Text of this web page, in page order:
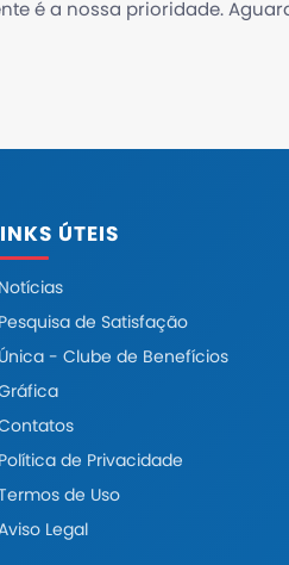
é a nossa prioridade.
ÚTEIS
Notícias
Pesquisa de Satisfação
Única - Clube de Benefícios
Política de Privacidade
de Uso
Legal